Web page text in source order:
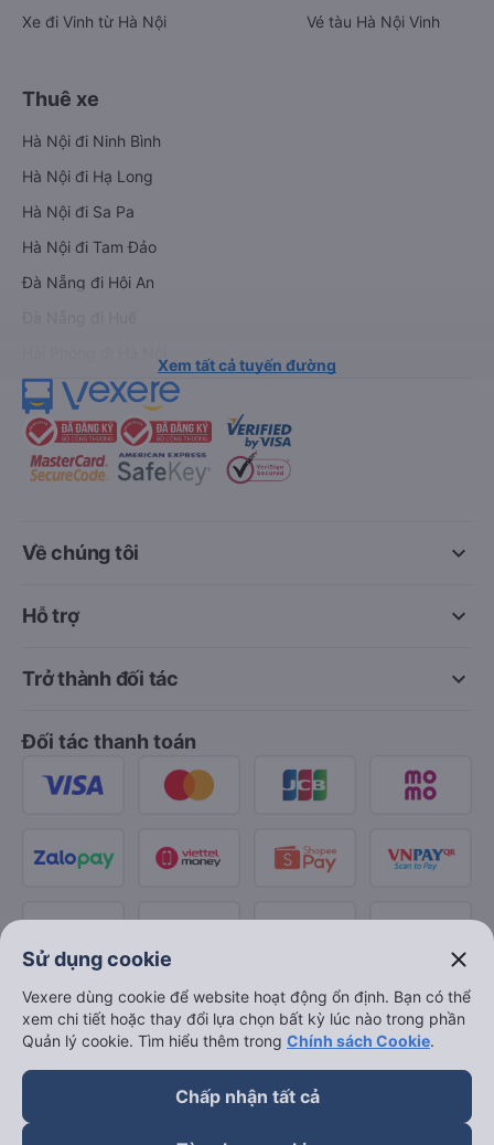
Xe đi Vinh từ Hà Nội
Vé tàu Hà Nội Vinh
Thuê xe
Hà Nội đi Ninh Bình
Hà Nội đi Hạ Long
Hà Nội đi Sa Pa
Hà Nội đi Tam Đảo
Đà Nẵng đi Hội An
Xem tất cả tuyến đường
keyboard_arrow_down
Về chúng tôi
keyboard_arrow_down
Hỗ trợ
keyboard_arrow_down
Trở thành đối tác
Đối tác thanh toán
Sử dụng cookie close
Vexere dùng cookie để website hoạt động ổn định. Bạn có thể
xem chi tiết hoặc thay đổi lựa chọn bất kỳ lúc nào trong phần
Quản lý cookie. Tìm hiểu thêm trong Chính sách Cookie.
Chấp nhận tất cả